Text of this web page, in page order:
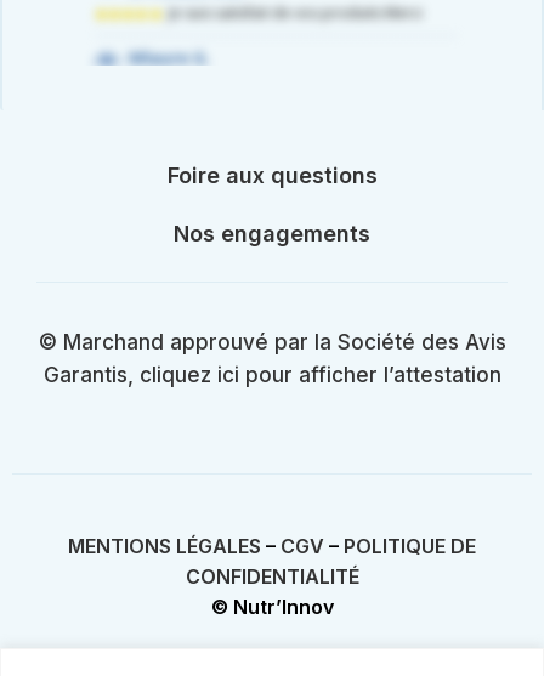
Foire aux questions
Nos engagements
© Marchand approuvé par la Société des Avis
Garantis, cliquez ici pour afficher l’attestation
MENTIONS LÉGALES – CGV – POLITIQUE DE
CONFIDENTIALITÉ
© Nutr’Innov